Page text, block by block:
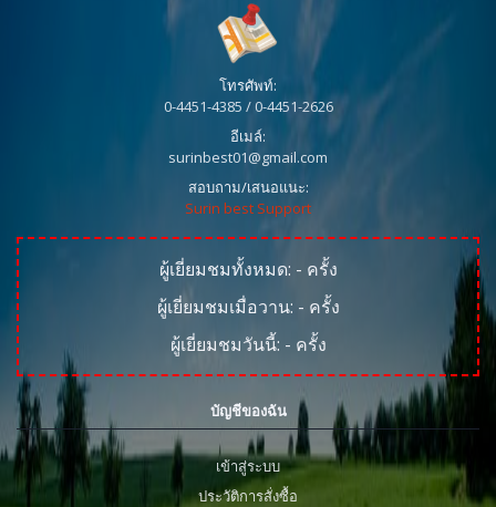
โทรศัพท์:
0-4451-4385 / 0-4451-2626
อีเมล์:
surinbest01@gmail.com
สอบถาม/เสนอแนะ:
Surin best Support
ผู้เยี่ยมชมทั้งหมด: - ครั้ง
ผู้เยี่ยมชมเมื่อวาน: - ครั้ง
ผู้เยี่ยมชมวันนี้: - ครั้ง
บัญชีของฉัน
เข้าสู่ระบบ
ประวัติการสั่งซื้อ